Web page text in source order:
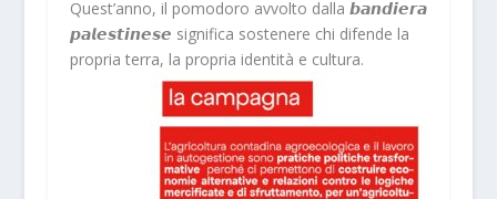
Quest’anno, il pomodoro avvolto dalla 𝙗𝙖𝙣𝙙𝙞𝙚𝙧𝙖
𝙥𝙖𝙡𝙚𝙨𝙩𝙞𝙣𝙚𝙨𝙚 significa sostenere chi difende la
propria terra, la propria identità e cultura.